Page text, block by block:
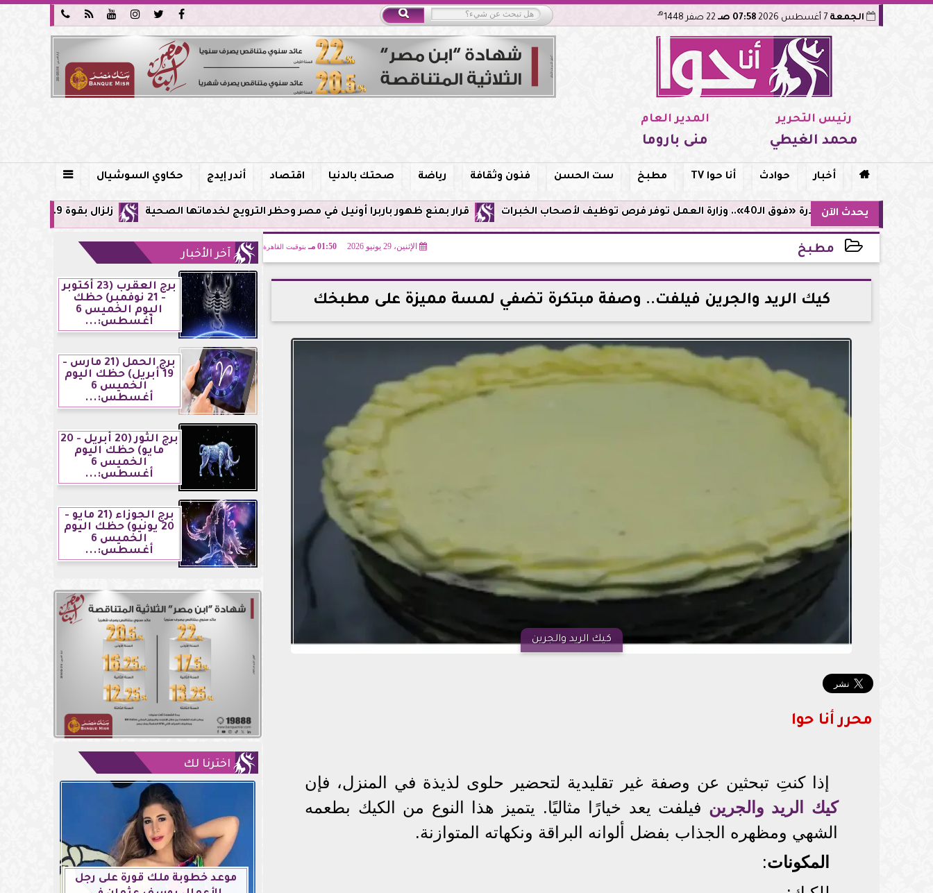





 الجمعة 07:58 صـ هـ
رئيس التحرير
محمد الغيطي
المدير العام
منى باروما
 أخبار حوادث أنا حوا TV مطبخ ست الحسن فنون وثقافة رياضة صحتك بالدنيا اقتصاد أندر إيدج حكاوي السوشيال 
يحدث الآن زلزال بقوة 5.9 ريختر يشعر به سكان القاهرة وعدة محافظات.. مركزه شرق البحر المتوسط قرار بمنع ظهور باربرا أونيل في مصر وحظر الترويج لخدماتها الصحية مبادرة «فوق الـ40».. وزارة العمل توفر فرص توظيف لأصحاب الخبرات
مطبخ الإثنين، 29 يونيو 2026 01:50 مـ بتوقيت القاهرة
2026-06-29 13:50:36
كيك الريد والجرين فيلفت.. وصفة مبتكرة تضفي لمسة مميزة على مطبخك
كيك الريد والجرين
محرر أنا حوا
إذا كنتِ تبحثين عن وصفة غير تقليدية لتحضير حلوى لذيذة في المنزل، فإن
كيك الريد والجرين فيلفت يعد خيارًا مثاليًا. يتميز هذا النوع من الكيك بطعمه
الشهي ومظهره الجذاب بفضل ألوانه البراقة ونكهاته المتوازنة.
المكونات:
آخر الأخبار
برج العقرب (23 أكتوبر
- 21 نوفمبر) حظك
اليوم الخميس 6
أغسطس:...
برج الحمل (21 مارس -
19 أبريل) حظك اليوم
الخميس 6
أغسطس:...
برج الثور (20 أبريل - 20
مايو) حظك اليوم
الخميس 6
أغسطس:...
برج الجوزاء (21 مايو -
20 يونيو) حظك اليوم
الخميس 6
أغسطس:...
اخترنا لك
موعد خطوبة ملك قورة على رجل